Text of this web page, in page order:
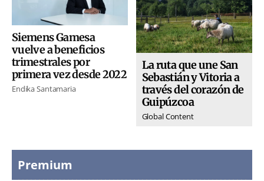
Siemens Gamesa
vuelve a beneficios
trimestrales por
primera vez desde 2022
Endika Santamaria
La ruta que une San
Sebastián y Vitoria a
través del corazón de
Guipúzcoa
Global Content
Premium